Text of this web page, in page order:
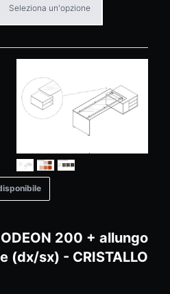
Seleziona un'opzione
200 + allungo
(dx/sx) - CRISTALLO